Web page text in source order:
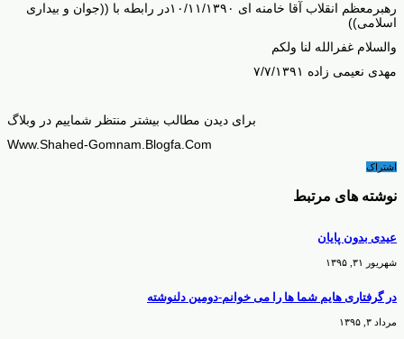
رهبرمعظم انقلاب آقا خامنه ای ۱۰/۱۱/۱۳۹۰در رابطه با ((جوان و بیداری
اسلامی))
والسلام غفرالله لنا ولکم
مهدی نعیمی زاده ۷/۷/۱۳۹۱
برای دیدن مطالب بیشتر منتظر شماییم در وبلاگ
Www.Shahed-Gomnam.Blogfa.Com
اشتراک
نوشته های مرتبط
عیدی بدون پایان
شهریور ۳۱, ۱۳۹۵
در گرفتاری هایم شما ها را می خوانم-دومین دلنوشته
مرداد ۳, ۱۳۹۵